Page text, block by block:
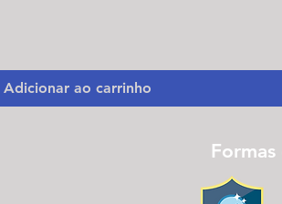
Adicionar ao carrinho